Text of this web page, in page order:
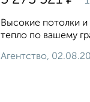
Высокиe потолки и
тeплo пo вашeму
Агентство,